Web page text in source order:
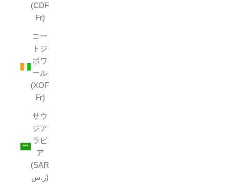
(CDF
Fr)
コー
トジ
ボワ
ール
(XOF
Fr)
サウ
ジア
ラビ
ア
(SAR
ر.س)